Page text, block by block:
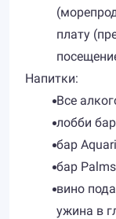
плату
Напитки:
Все
лобби
бар
бар
вино
ужина в